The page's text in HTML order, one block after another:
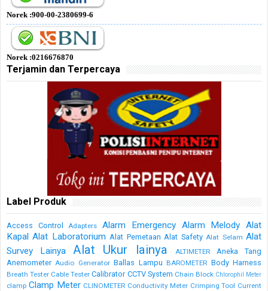
Norek :900-00-2380699-6
Norek :0216676870
Terjamin dan Terpercaya
Label Produk
Access Control Adapters Alarm Emergency Alarm Melody Alat
Kapal Alat Laboratorium Alat Pemetaan Alat Safety Alat Selam Alat
Survey Lainya
Alat Ukur lainya ALTIMETER
Aneka Tang
Anemometer Audio Generator Ballas Lampu BAROMETER Body Harness
Breath Tester Cable Tester Calibrator CCTV System Chain Block Chlorophil Meter
clamp Clamp Meter CLINOMETER Conductivity Meter Crimping Tool Current